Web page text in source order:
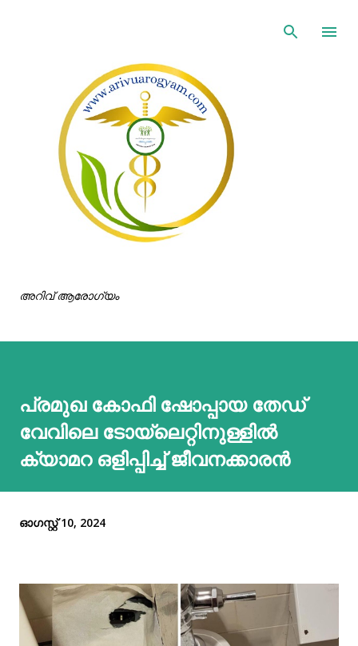
അറിവ് ആരോഗ്യം
പ്രമുഖ കോഫി ഷോപ്പായ തേഡ്
വേവിലെ ടോയ്‌ലെറ്റിനുള്ളില്‍
ക്യാമറ ഒളിപ്പിച്ച്‌ ജീവനക്കാരന്‍
ഓഗസ്റ്റ് 10, 2024